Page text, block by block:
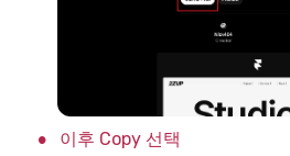
• 이후 Copy 선택